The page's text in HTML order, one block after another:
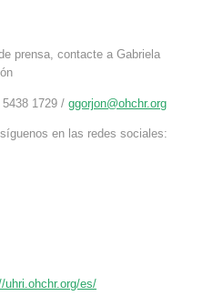
prensa, contacte a Gabriela
1729 / ggorjon@ohchr.org
, síguenos en las redes sociales:
uhri.ohchr.org/es/